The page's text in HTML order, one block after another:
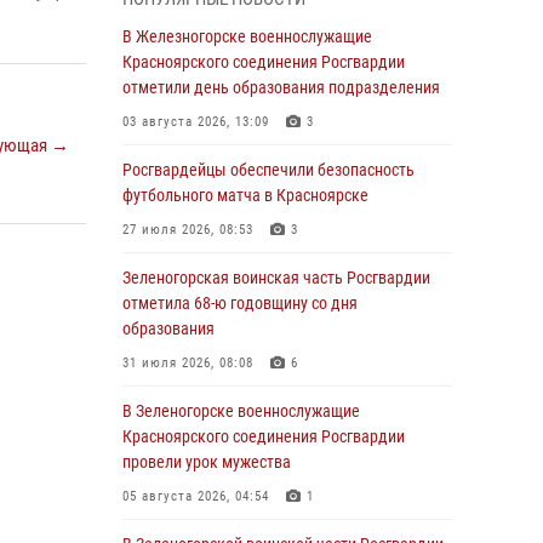
→
Сотрудники Росгвардии обеспечили
общественный порядок во время
проведения экстремального заплыва в
04 августа 2026, 08:36 1
В Красноярске сотрудники Росгвардии
супермаркета
04 августа 2026, 06:50
Военнослужащие Красноярского соединения
с тонкостями РХБ защиты
03 августа 2026, 13:12 2
В Железногорске военнослужащие
отметили день образования подразделения
В Железногорске военнослужащие
Красноярского соединения Росгвардии
отметили день образования подразделения
03 августа 2026, 13:09 3
Росгвардейцы обеспечили безопасность
футбольного матча в Красноярске
27 июля 2026, 08:53 3
Зеленогорская воинская часть Росгвардии
отметила 68-ю годовщину со дня
образования
31 июля 2026, 08:08 6
В Зеленогорске военнослужащие
Красноярского соединения Росгвардии
провели урок мужества
05 августа 2026, 04:54 1